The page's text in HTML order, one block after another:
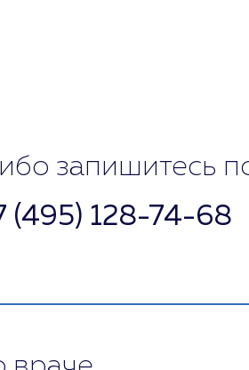
запишитесь
(495) 128-74-68